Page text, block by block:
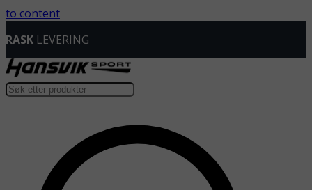
to content
RASK LEVERING